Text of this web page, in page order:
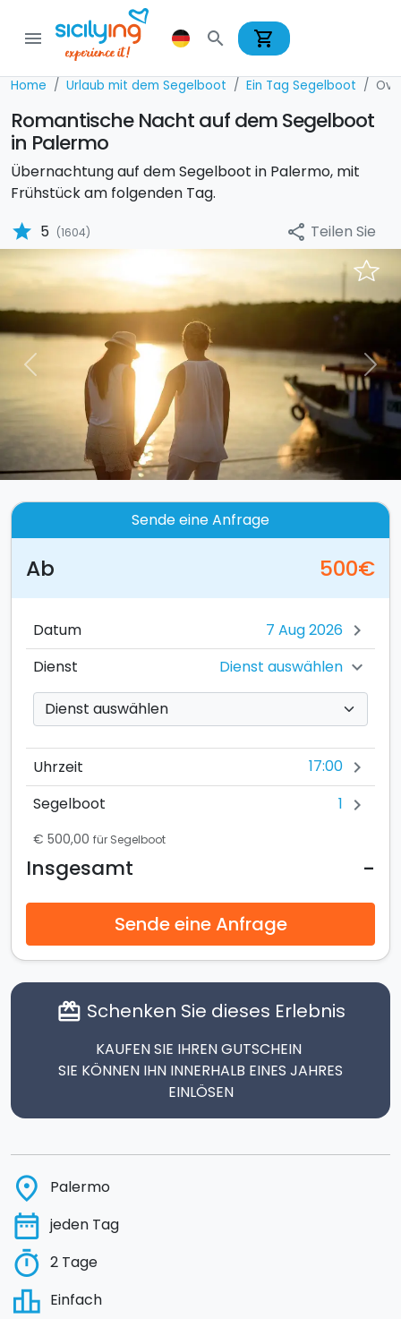
menu search shopping_cart
Home Urlaub mit dem Segelboot Ein Tag Segelboot
Romantische Nacht auf dem Segelboot
in Palermo
Übernachtung auf dem Segelboot in Palermo, mit
Frühstück am folgenden Tag.
star 5 (1604) share Teilen Sie
Previous Next
Sende eine Anfrage
Ab 500€
Datum chevron_right
Dienst Dienst auswählen chevron_right
Uhrzeit 17:00 chevron_right
Segelboot 1 chevron_right
€ 500,00 für Segelboot
Insgesamt -
Sende eine Anfrage
card_giftcard Schenken Sie dieses Erlebnis
KAUFEN SIE IHREN GUTSCHEIN
SIE KÖNNEN IHN INNERHALB EINES JAHRES
EINLÖSEN
place Palermo
date_range jeden Tag
timer 2 Tage
leaderboard Einfach